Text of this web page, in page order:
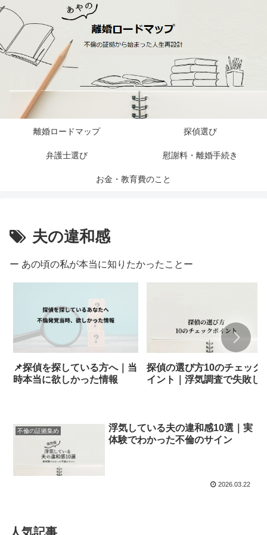
離婚ロードマップ 探偵選び
弁護士選び 慰謝料・離婚手続き
お金・教育費のこと
夫の違和感
ー あの頃の私が本当に知りたかったことー
📌探偵を探している方へ｜当
時本当に欲しかった情報
探偵の選び方10のチェック
イント｜浮気調査で失敗し
不倫の証拠集め
浮気している夫の違和感10選｜実
体験でわかった不倫のサイン
2026.03.22
人気記事